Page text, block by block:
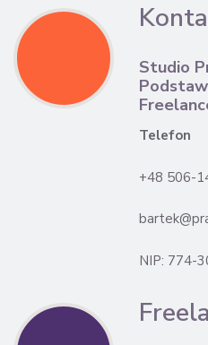
Studio
Telefon
+48 506-
NIP: 774-